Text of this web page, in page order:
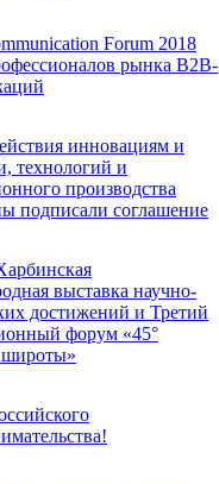
Forum 2018
рынка B2B-
инновациям и
технологий и
производства
подписали соглашение
выставка научно-
достижений и Третий
форум «45°
широты»